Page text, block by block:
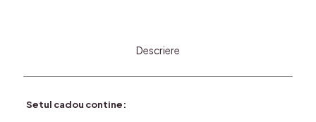
Descriere
Setul cadou contine: